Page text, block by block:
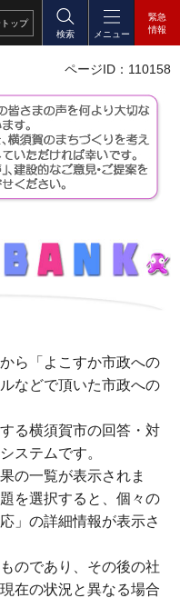
トップ
検索
メニュー
緊急
情報
ページID：110158
ら「よこすか市政への
などで頂いた市政への
る横須賀市の回答・対
ステムです。
の一覧が表示されま
を選択すると、個々の
」の詳細情報が表示さ
のであり、その後の社
在の状況と異なる場合